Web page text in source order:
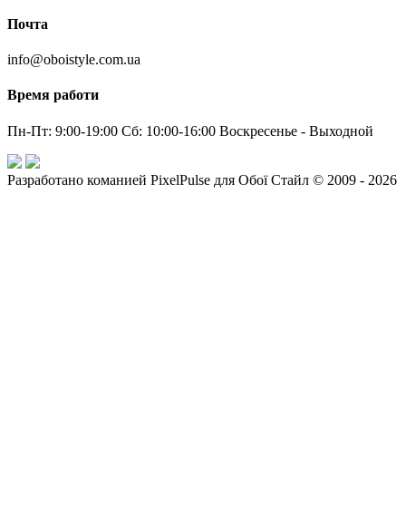
Почта
info@oboistyle.com.ua
Время работи
Пн-Пт: 9:00-19:00 Сб: 10:00-16:00 Воскресенье - Выходной
Разработано команией PixelPulse для Обої Стайл © 2009 - 2026